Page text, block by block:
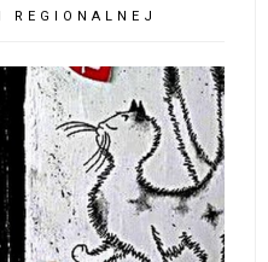
REGIONALNEJ